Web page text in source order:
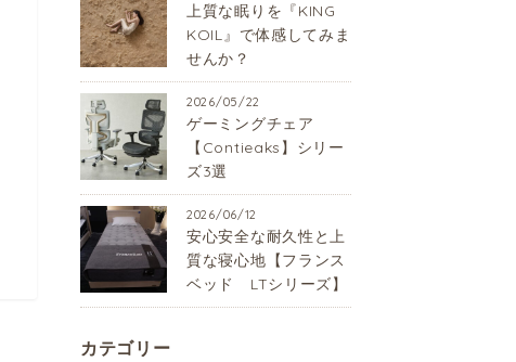
上質な眠りを『KING
KOIL』で体感してみま
せんか？
2026/05/22
ゲーミングチェア
【Contieaks】シリー
ズ3選
2026/06/12
安心安全な耐久性と上
質な寝心地【フランス
ベッド LTシリーズ】
カテゴリー